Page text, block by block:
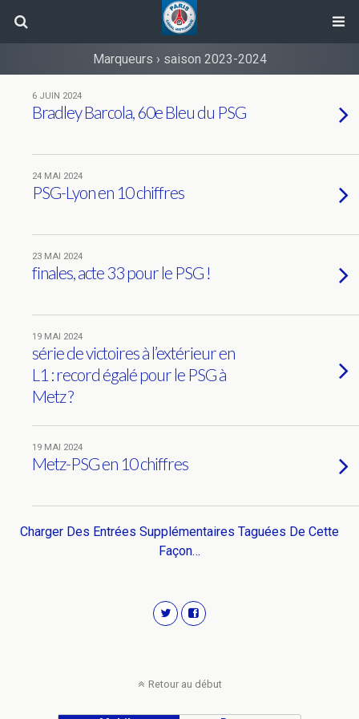
Marqueurs › saison 2023-2024
6 JUIN 2024
Bradley Barcola, 60e Bleu du PSG
24 MAI 2024
PSG-Lyon en 10 chiffres
23 MAI 2024
finales, acte 33 pour le PSG !
19 MAI 2024
série de victoires à l’extérieur en
L1 : record égalé pour le PSG à
Metz ?
19 MAI 2024
Metz-PSG en 10 chiffres
Charger Des Entrées Supplémentaires Taguées De Cette
Façon…
Retour au début